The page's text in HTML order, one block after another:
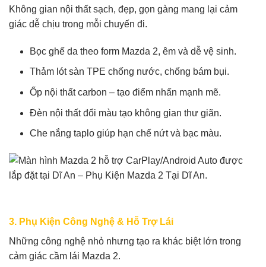
Không gian nội thất sạch, đẹp, gọn gàng mang lại cảm
giác dễ chịu trong mỗi chuyến đi.
Bọc ghế da theo form Mazda 2, êm và dễ vệ sinh.
Thảm lót sàn TPE chống nước, chống bám bụi.
Ốp nội thất carbon – tạo điểm nhấn mạnh mẽ.
Đèn nội thất đổi màu tạo không gian thư giãn.
Che nắng taplo giúp hạn chế nứt và bạc màu.
3. Phụ Kiện Công Nghệ & Hỗ Trợ Lái
Những công nghệ nhỏ nhưng tạo ra khác biệt lớn trong
cảm giác cầm lái Mazda 2.